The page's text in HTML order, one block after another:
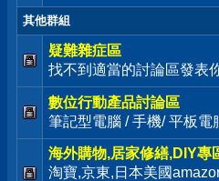
其他群組
疑難雜症區
找不到適當的討論區發表
數位行動產品討論區
筆記型電腦 / 手機/ 平板
海外購物,居家修繕,DIY專
淘寶,京東,日本美國